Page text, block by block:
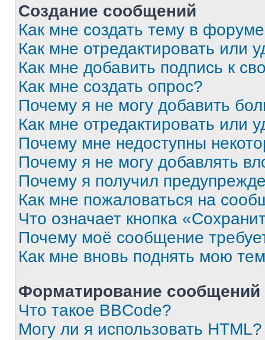
Создание сообщений
Как мне создать тему в
Как мне отредактировать или
Как мне добавить подпись к
Как мне создать опрос?
Почему я не могу добавить
Как мне отредактировать или
Почему мне недоступны
Почему я не могу добавлять
Почему я получил
Как мне пожаловаться на
Что означает кнопка
Почему моё сообщение
Как мне вновь поднять мою
Форматирование
Что такое BBCode?
Могу ли я использовать HTML?